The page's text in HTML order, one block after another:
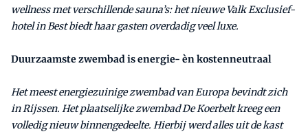
wellness met verschillende sauna’s: het nieuwe Valk Exclusief-
hotel in Best biedt haar gasten overdadig veel luxe.
Duurzaamste zwembad is energie- èn kostenneutraal
Het meest energiezuinige zwembad van Europa bevindt zich
in Rijssen. Het plaatselijke zwembad De Koerbelt kreeg een
volledig nieuw binnengedeelte. Hierbij werd alles uit de kast